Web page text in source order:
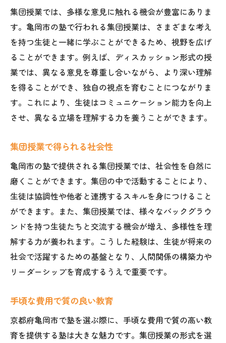
集団授業では、多様な意見に触れる機会が豊富にありま
す。亀岡市の塾で行われる集団授業は、さまざまな考え
を持つ生徒と一緒に学ぶことができるため、視野を広げ
ることができます。例えば、ディスカッション形式の授
業では、異なる意見を尊重し合いながら、より深い理解
を得ることができ、独自の視点を育むことにつながりま
す。これにより、生徒はコミュニケーション能力を向上
させ、異なる立場を理解する力を養うことができます。
集団授業で得られる社会性
亀岡市の塾で提供される集団授業では、社会性を自然に
磨くことができます。集団の中で活動することにより、
生徒は協調性や他者と連携するスキルを身につけること
ができます。また、集団授業では、様々なバックグラウ
ンドを持つ生徒たちと交流する機会が増え、多様性を理
解する力が養われます。こうした経験は、生徒が将来の
社会で活躍するための基盤となり、人間関係の構築力や
リーダーシップを育成するうえで重要です。
手頃な費用で質の良い教育
京都府亀岡市で塾を選ぶ際に、手頃な費用で質の高い教
育を提供する塾は大きな魅力です。集団授業の形式を選